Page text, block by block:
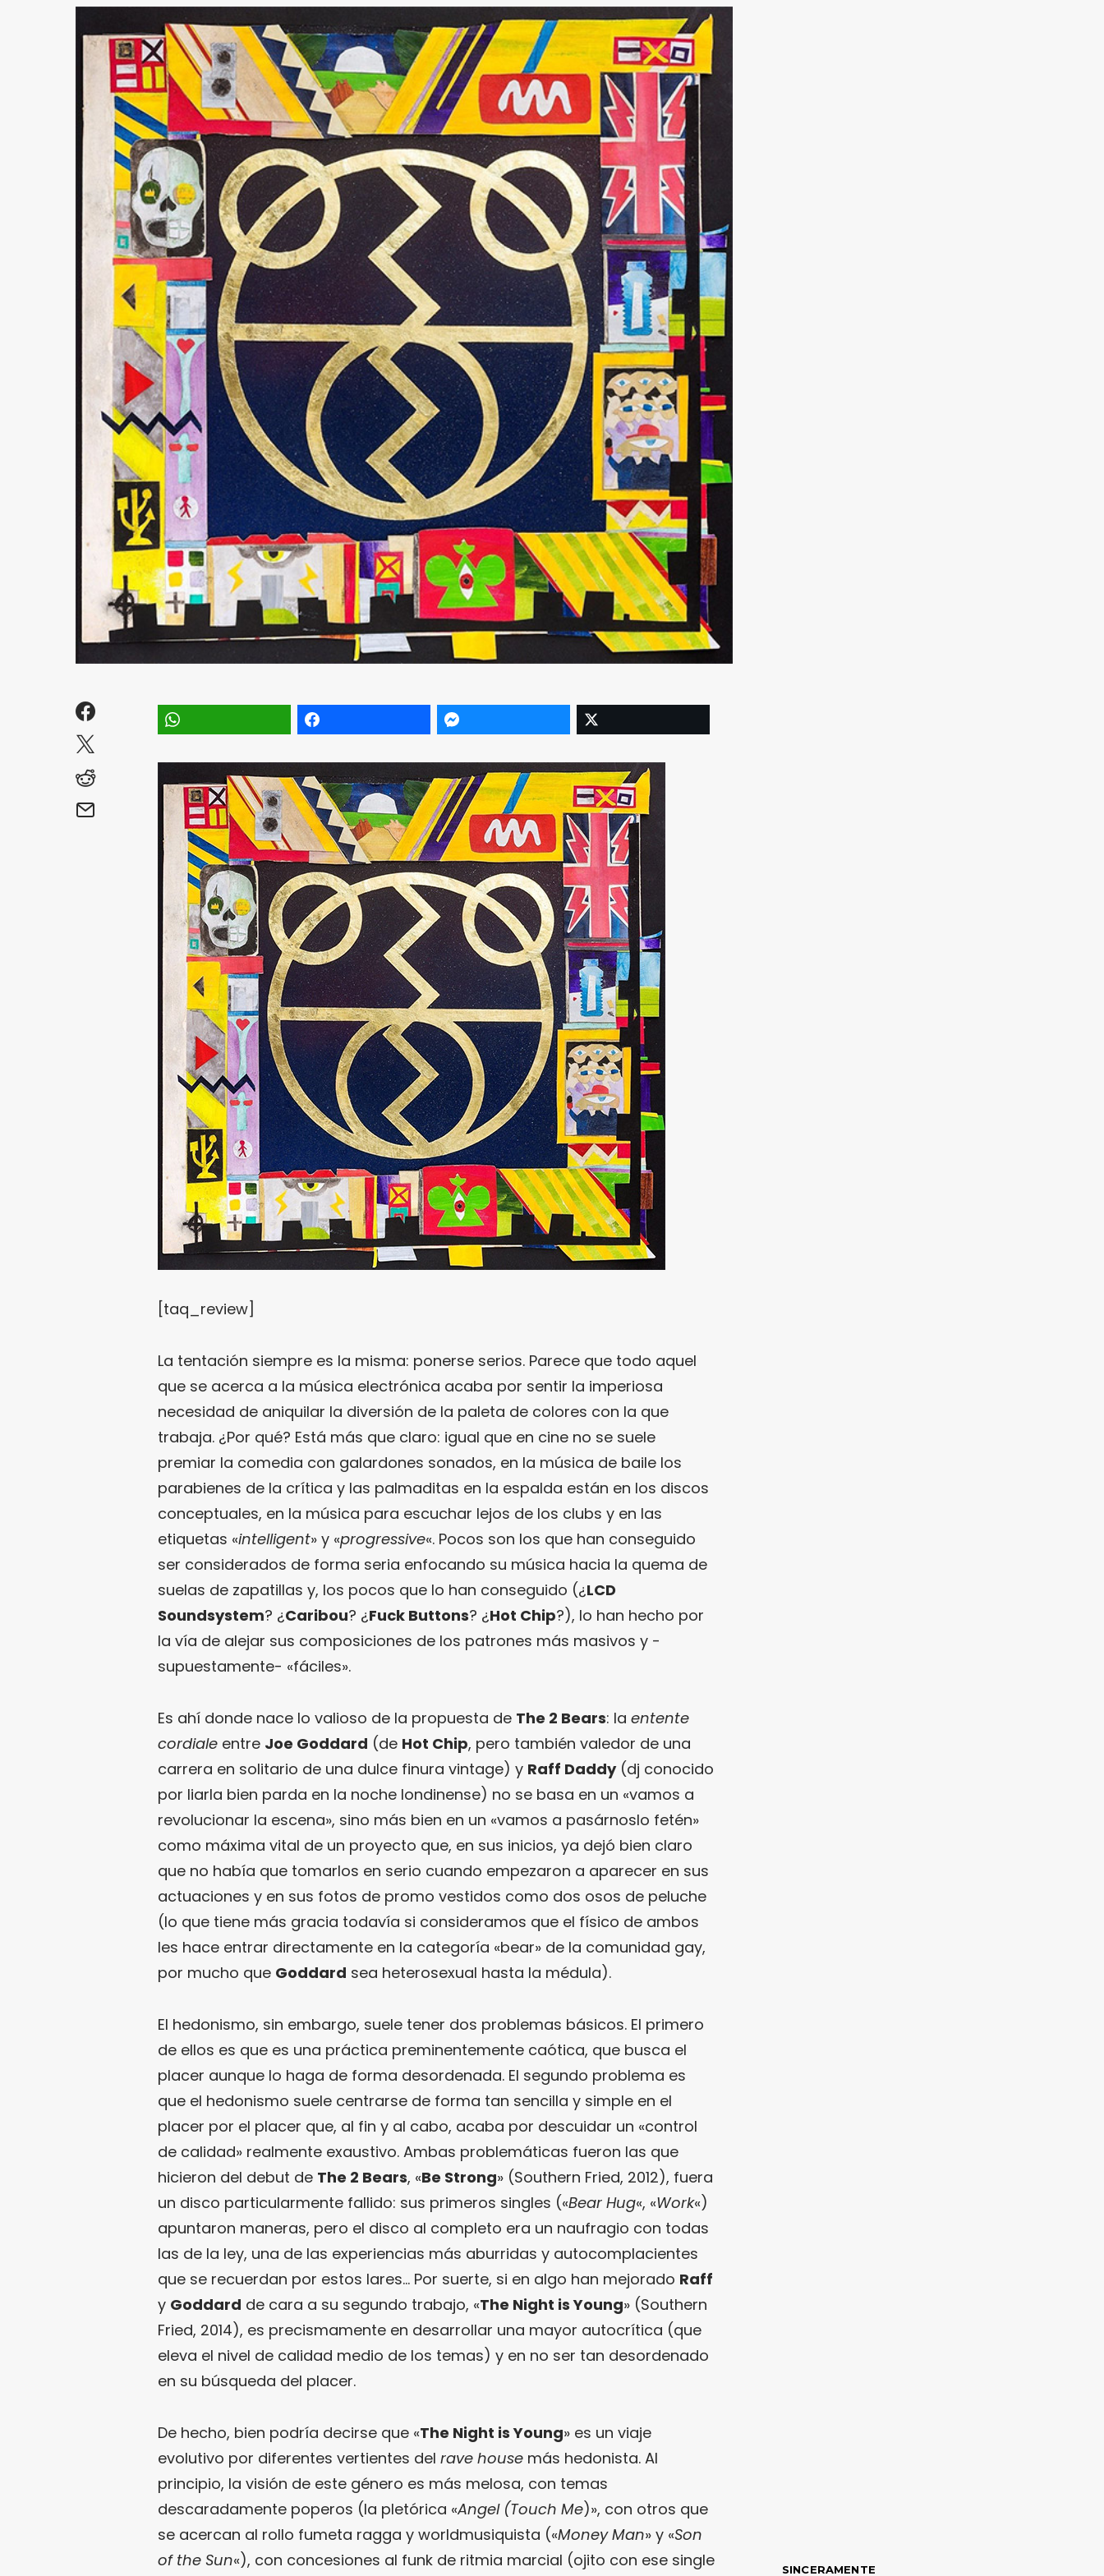
[taq_review]
La tentación siempre es la misma: ponerse serios. Parece que todo aquel
que se acerca a la música electrónica acaba por sentir la imperiosa
necesidad de aniquilar la diversión de la paleta de colores con la que
trabaja. ¿Por qué? Está más que claro: igual que en cine no se suele
premiar la comedia con galardones sonados, en la música de baile los
parabienes de la crítica y las palmaditas en la espalda están en los discos
conceptuales, en la música para escuchar lejos de los clubs y en las
etiquetas «intelligent» y «progressive«. Pocos son los que han conseguido
ser considerados de forma seria enfocando su música hacia la quema de
suelas de zapatillas y, los pocos que lo han conseguido (¿LCD
Soundsystem? ¿Caribou? ¿Fuck Buttons? ¿Hot Chip?), lo han hecho por
la vía de alejar sus composiciones de los patrones más masivos y -
supuestamente- «fáciles».
Es ahí donde nace lo valioso de la propuesta de The 2 Bears: la entente
cordiale entre Joe Goddard (de Hot Chip, pero también valedor de una
carrera en solitario de una dulce finura vintage) y Raff Daddy(dj conocido
por liarla bien parda en la noche londinense) no se basa en un «vamos a
revolucionar la escena», sino más bien en un «vamos a pasárnoslo fetén»
como máxima vital de un proyecto que, en sus inicios, ya dejó bien claro
que no había que tomarlos en serio cuando empezaron a aparecer en sus
actuaciones y en sus fotos de promo vestidos como dos osos de peluche
(lo que tiene más gracia todavía si consideramos que el físico de ambos
les hace entrar directamente en la categoría «bear» de la comunidad gay,
por mucho que Goddard sea heterosexual hasta la médula).
El hedonismo, sin embargo, suele tener dos problemas básicos. El primero
de ellos es que es una práctica preminentemente caótica, que busca el
placer aunque lo haga de forma desordenada. El segundo problema es
que el hedonismo suele centrarse de forma tan sencilla y simple en el
placer por el placer que, al fin y al cabo, acaba por descuidar un «control
de calidad» realmente exaustivo. Ambas problemáticas fueron las que
hicieron del debut de The 2 Bears, «Be Strong» (Southern Fried, 2012), fuera
un disco particularmente fallido: sus primeros singles («Bear Hug«, «Work«)
apuntaron maneras, pero el disco al completo era un naufragio con todas
las de la ley, una de las experiencias más aburridas y autocomplacientes
que se recuerdan por estos lares… Por suerte, si en algo han mejorado Raff
y Goddard de cara a su segundo trabajo, «The Night is Young» (Southern
Fried, 2014), es precismamente en desarrollar una mayor autocrítica (que
eleva el nivel de calidad medio de los temas) y en no ser tan desordenado
en su búsqueda del placer.
De hecho, bien podría decirse que «The Night is Young» es un viaje
evolutivo por diferentes vertientes del rave house más hedonista. Al
principio, la visión de este género es más melosa, con temas
descaradamente poperos (la pletórica «Angel (Touch Me)», con otros que
se acercan al rollo fumeta ragga y worldmusiquista («Money Man» y «Son
of the Sun«), con concesiones al funk de ritmia marcial (ojito con ese single
SINCERAMENTE